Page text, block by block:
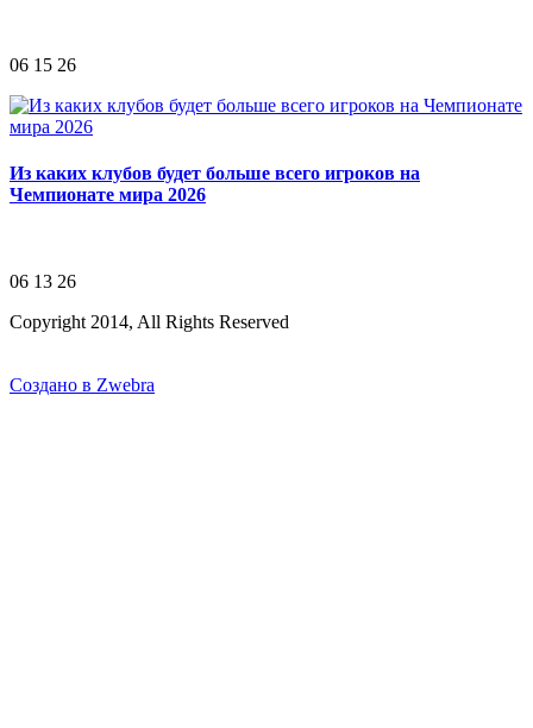
06 15 26
Из каких клубов будет больше всего игроков на
Чемпионате мира 2026
06 13 26
Copyright 2014, All Rights Reserved
Создано в Zwebra